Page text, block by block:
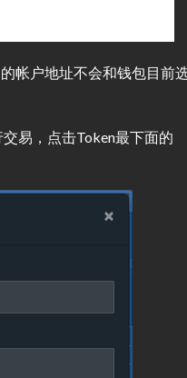
帐户地址不会和钱包目前
易，点击Token最下面的